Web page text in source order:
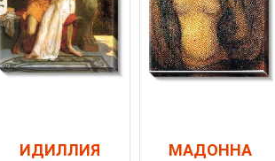
ИДИЛЛИЯ МАДОННА